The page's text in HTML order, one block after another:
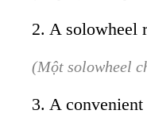
2. A solowheel
(Một solowheel
3. A